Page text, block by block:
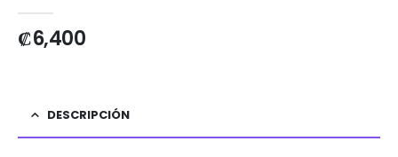
₡6,400
DESCRIPCIÓN